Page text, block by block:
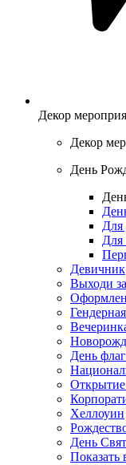
Декор
Декор
День
Для
Для
Девичник
Выходи
День
Открытие
Хеллоуин
День
Показать